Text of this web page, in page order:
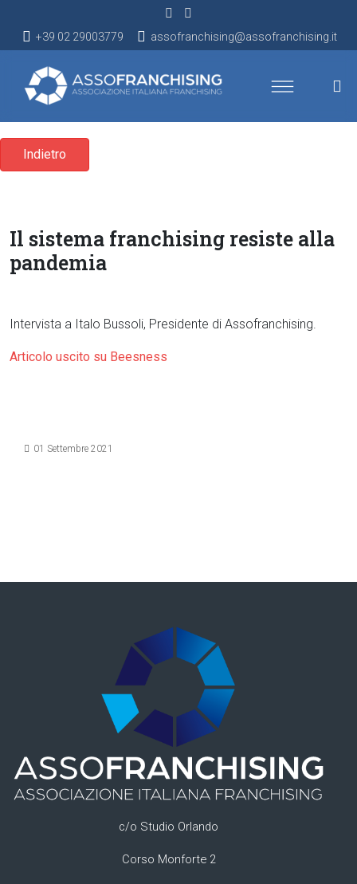
+39 02 29003779 assofranchising@assofranchising.it
Indietro
Il sistema franchising resiste alla
pandemia
Intervista a Italo Bussoli, Presidente di Assofranchising.
Articolo uscito su Beesness
Dettagli
01 Settembre 2021
c/o Studio Orlando
Corso Monforte 2